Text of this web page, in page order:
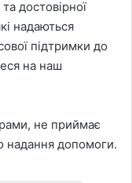
достовірної
надаються
підтримки до
на наш
не приймає
надання допомоги.